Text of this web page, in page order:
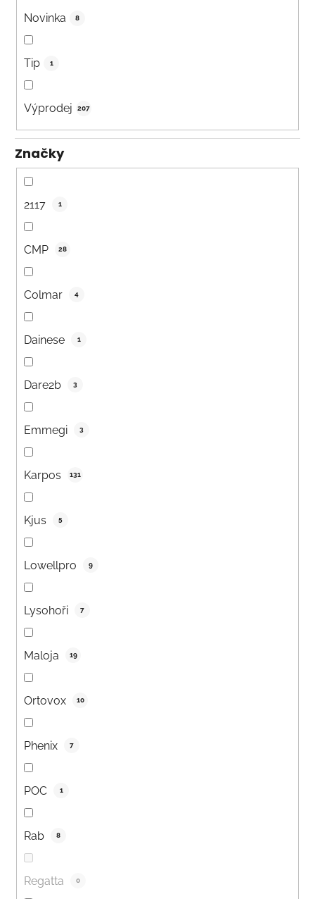
Novinka 8
Tip 1
Výprodej 207
Značky
2117 1
CMP 28
Colmar 4
Dainese 1
Dare2b 3
Emmegi 3
Karpos 131
Kjus 5
Lowellpro 9
Lysohoři 7
Maloja 19
Ortovox 10
Phenix 7
POC 1
Rab 8
Regatta 0